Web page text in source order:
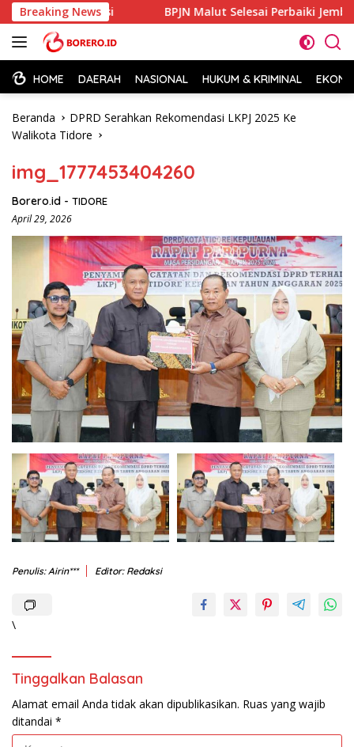
Langsung
ke
konten
Breaking News
Polisi BPJN Malut Selesai Perbaiki Jembatan
HOME DAERAH NASIONAL HUKUM & KRIMINAL
Beranda
DPRD Serahkan Rekomendasi LKPJ 2025 Ke
Walikota Tidore
img_1777453404260
Borero.id - TIDORE
April 29, 2026
Penulis: Airin*** Editor: Redaksi
\
Tinggalkan Balasan
Alamat email Anda tidak akan dipublikasikan. Ruas yang wajib
ditandai *